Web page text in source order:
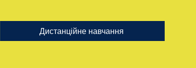
Дистанційне навчання